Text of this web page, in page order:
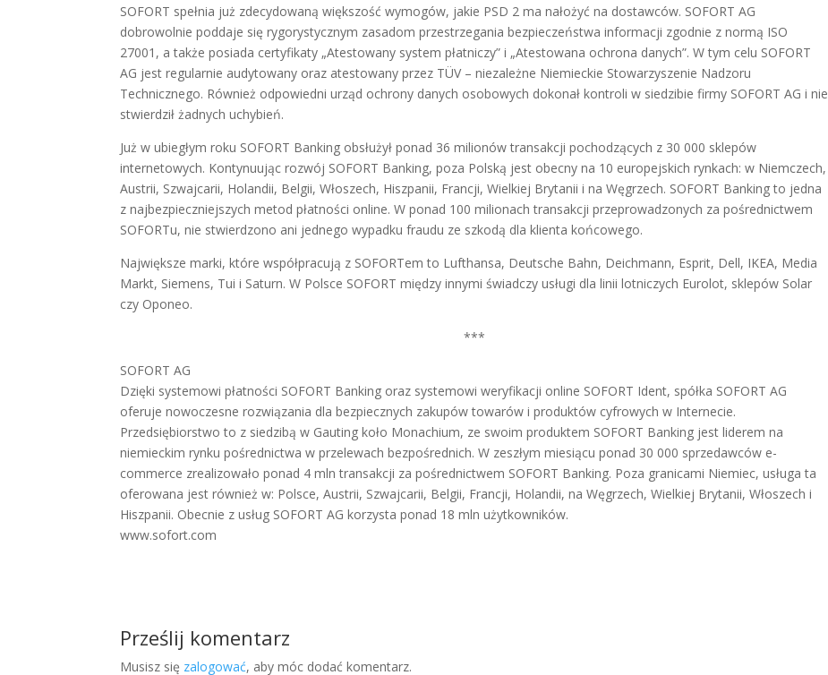
SOFORT spełnia już zdecydowaną większość wymogów, jakie PSD 2 ma nałożyć na dostawców. SOFORT AG
dobrowolnie poddaje się rygorystycznym zasadom przestrzegania bezpieczeństwa informacji zgodnie z normą ISO
27001, a także posiada certyfikaty „Atestowany system płatniczy” i „Atestowana ochrona danych”. W tym celu SOFORT
AG jest regularnie audytowany oraz atestowany przez TÜV – niezależne Niemieckie Stowarzyszenie Nadzoru
Technicznego. Również odpowiedni urząd ochrony danych osobowych dokonał kontroli w siedzibie firmy SOFORT AG i nie
stwierdził żadnych uchybień.
Już w ubiegłym roku SOFORT Banking obsłużył ponad 36 milionów transakcji pochodzących z 30 000 sklepów
internetowych. Kontynuując rozwój SOFORT Banking, poza Polską jest obecny na 10 europejskich rynkach: w Niemczech,
Austrii, Szwajcarii, Holandii, Belgii, Włoszech, Hiszpanii, Francji, Wielkiej Brytanii i na Węgrzech. SOFORT Banking to jedna
z najbezpieczniejszych metod płatności online. W ponad 100 milionach transakcji przeprowadzonych za pośrednictwem
SOFORTu, nie stwierdzono ani jednego wypadku fraudu ze szkodą dla klienta końcowego.
Największe marki, które współpracują z SOFORTem to Lufthansa, Deutsche Bahn, Deichmann, Esprit, Dell, IKEA, Media
Markt, Siemens, Tui i Saturn. W Polsce SOFORT między innymi świadczy usługi dla linii lotniczych Eurolot, sklepów Solar
czy Oponeo.
***
SOFORT AG
Dzięki systemowi płatności SOFORT Banking oraz systemowi weryfikacji online SOFORT Ident, spółka SOFORT AG
oferuje nowoczesne rozwiązania dla bezpiecznych zakupów towarów i produktów cyfrowych w Internecie.
Przedsiębiorstwo to z siedzibą w Gauting koło Monachium, ze swoim produktem SOFORT Banking jest liderem na
niemieckim rynku pośrednictwa w przelewach bezpośrednich. W zeszłym miesiącu ponad 30 000 sprzedawców e-
commerce zrealizowało ponad 4 mln transakcji za pośrednictwem SOFORT Banking. Poza granicami Niemiec, usługa ta
oferowana jest również w: Polsce, Austrii, Szwajcarii, Belgii, Francji, Holandii, na Węgrzech, Wielkiej Brytanii, Włoszech i
Hiszpanii. Obecnie z usług SOFORT AG korzysta ponad 18 mln użytkowników.
www.sofort.com
Prześlij komentarz
Musisz się zalogować, aby móc dodać komentarz.